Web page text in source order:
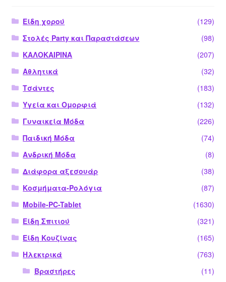
Είδη χορού
(129)
Στολές Party και Παραστάσεων
(98)
ΚΑΛΟΚΑΙΡΙΝΑ
(207)
Αθλητικά
(32)
Τσάντες
(183)
Υγεία και Ομορφιά
(132)
Γυναικεία Μόδα
(226)
Παιδική Μόδα
(74)
Ανδρική Μόδα
(8)
Διάφορα αξεσουάρ
(38)
Κοσμήματα-Ρολόγια
(87)
Mobile-PC-Tablet
(1630)
Είδη Σπιτιού
(321)
Είδη Κουζίνας
(165)
Ηλεκτρικά
(763)
Βραστήρες
(11)